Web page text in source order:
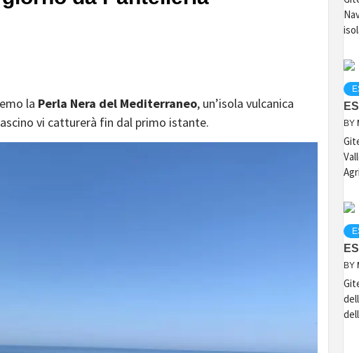
la Perla Nera del Mediterraneo, un’isola vulcanica
vi catturerà fin dal primo istante.
BY
BY